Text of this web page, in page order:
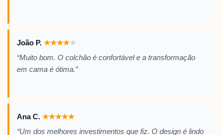
João P. ★★★★★
“Muito bom. O colchão é confortável e a transformação
em cama é ótima.”
Ana C. ★★★★★
“Um dos melhores investimentos que fiz. O design é lindo